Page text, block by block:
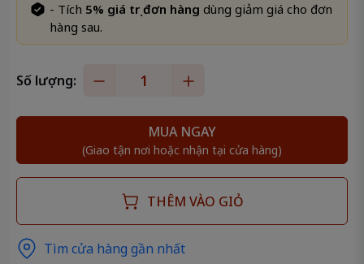
- Tích 5% giá trị đơn hàng dùng giảm giá cho đơn
hàng sau.
Số lượng:
MUA NGAY
(Giao tận nơi hoặc nhận tại cửa hàng)
THÊM VÀO GIỎ
Tìm cửa hàng gần nhất